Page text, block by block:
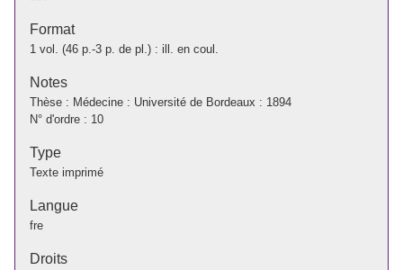
Format
1 vol. (46 p.-3 p. de pl.) : ill. en coul.
Notes
Thèse : Médecine : Université de Bordeaux : 1894
N° d'ordre : 10
Type
Texte imprimé
Langue
fre
Droits